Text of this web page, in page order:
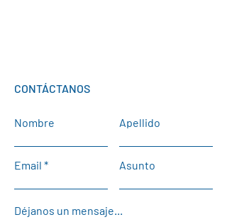
CONTÁCTANOS
Nombre Apellido
Email Asunto
Déjanos un mensaje...